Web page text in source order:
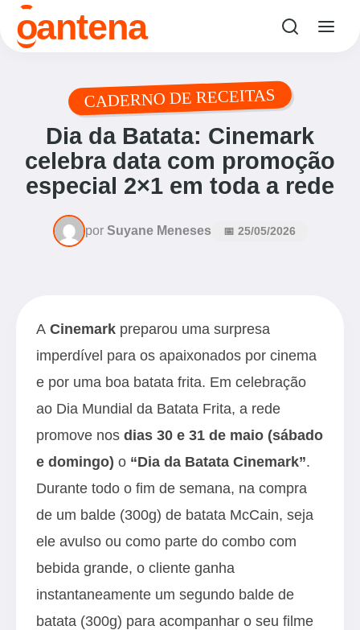
oantena
CADERNO DE RECEITAS
Dia da Batata: Cinemark
celebra data com promoção
especial 2×1 em toda a rede
por Suyane Meneses 📅 25/05/2026
A Cinemark preparou uma surpresa
imperdível para os apaixonados por cinema
e por uma boa batata frita. Em celebração
ao Dia Mundial da Batata Frita, a rede
promove nos dias 30 e 31 de maio (sábado
e domingo) o “Dia da Batata Cinemark”.
Durante todo o fim de semana, na compra
de um balde (300g) de batata McCain, seja
ele avulso ou como parte do combo com
bebida grande, o cliente ganha
instantaneamente um segundo balde de
batata (300g) para acompanhar o seu filme